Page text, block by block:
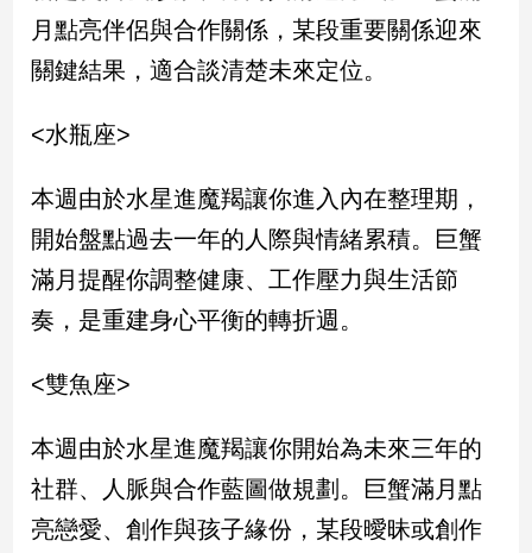
音
區
合
作
媒
投
稿
專
區
月點亮伴侶與合作關係，某段重要關係迎來
關鍵結果，適合談清楚未來定位。
<水瓶座>
本週由於水星進魔羯讓你進入內在整理期，
開始盤點過去一年的人際與情緒累積。巨蟹
滿月提醒你調整健康、工作壓力與生活節
奏，是重建身心平衡的轉折週。
<雙魚座>
本週由於水星進魔羯讓你開始為未來三年的
社群、人脈與合作藍圖做規劃。巨蟹滿月點
亮戀愛、創作與孩子緣份，某段曖昧或創作